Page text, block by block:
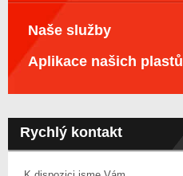
Naše služby
Aplikace našich plastů
Rychlý kontakt